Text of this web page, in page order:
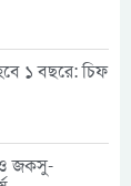
১ বছরে: চিফ
ও জকসু-